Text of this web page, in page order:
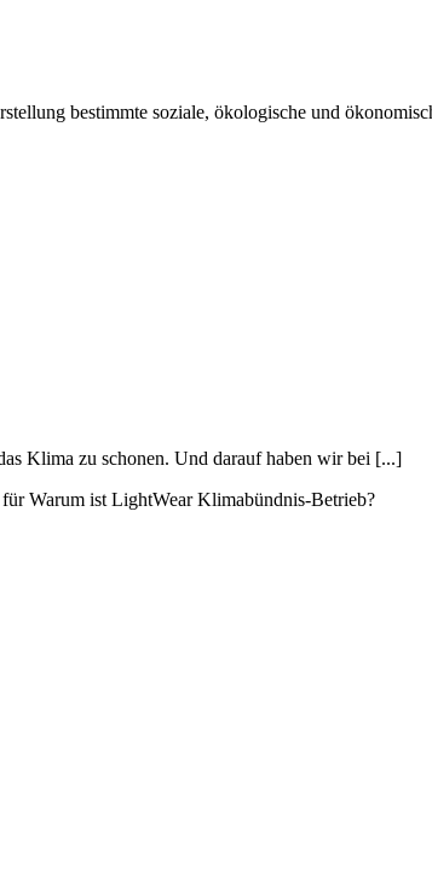
bestimmte soziale, ökologische und
Klima zu schonen. Und darauf haben wir bei [...]
für Warum ist LightWear Klimabündnis-Betrieb?